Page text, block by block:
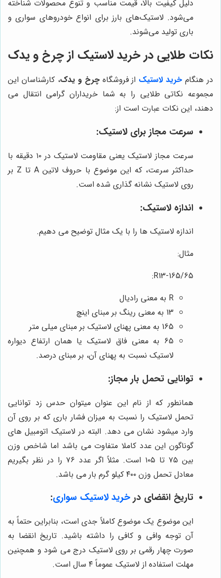
دلیل کیفیت بالا، قیمت مناسب و تنوع محصولات شناخته
می‌شود. لاستیک‌های بارز برای انواع خودروهای سواری و
باری تولید می‌شوند.
نکات طلایی در خرید لاستیک ازچرخ و یدک
در هنگام خرید لاستیک از فروشگاهچرخ و یدک، کارشناسان این
مجموعه نکاتی طلایی را به شما خریداران گرامی انتقال می
دهند، این نکات عبارت است از:
سرعت مجاز برای لاستیک:
سرعت مجاز لاستیک یعنی مقاومت لاستیک در ۱۰ دقیقه با
حداکثر سرعت، که این موضوع با حروف لاتین A تا Z بر
روی لاستیک نشانه گذاری شده است.
اندازه لاستیک:
اندازه لاستیک ها را با یک مثال توضیح می دهیم.
مثال:
R13-165/65:
R به معنی رادیال
13 به معنی رینگ بر مبنای اینچ
165 به معنی پهنای لاستیک بر مبنای میلی متر
65 به معنی فاق لاستیک یا همان ارتفاع دیواره
لاستیک نسبت به پهنای آن، بر مبنای درصد.
توانایی تحمل بار مجاز:
همانطور که از نام این عنوان میتوان حدس زد توانایی
تحمل لاستیک را نسبت به میزان فشار باری که بر روی آن
وارد میشود نشان می دهد. البته در لاستیک اتومبیل های
گوناگون این عدد کاملا متفاوت می باشد اما شاخص وزن
بین ۷۵ تا ۱۰۵ است. مثلاً اگر عدد ۷۶ را در نظر بگیریم
معادل تحمل وزن ۴۰۰ کیلو گرم بار می باشد.
تاریخ انقضای درخرید لاستیک سواری:
این موضوع یک موضوع کاملاً جدی است، بنابراین حتماً به
آن توجه وافی و کافی را داشته باشید. تاریخ انقضا به
صورت چهار رقمی بر روی لاستیک درج می شود و همچنین
مهلت استفاده از لاستیک عموماً ۴ سال است.